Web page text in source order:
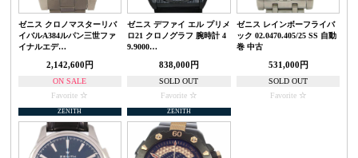
ゼニス クロノマスターリバ
イバルA384ルパン三世ファ
イナルエデ…
2,142,600円
ON SALE
Favorite
ゼニス デファイ エル プリメ
ロ21 クロノグラフ 腕時計 4
9.9000…
838,000円
SOLD OUT
Favorite
ゼニス レインボーフライバ
ック 02.0470.405/25 SS 自動
巻 中古
531,000円
SOLD OUT
Favorite
ZENITH ZENITH